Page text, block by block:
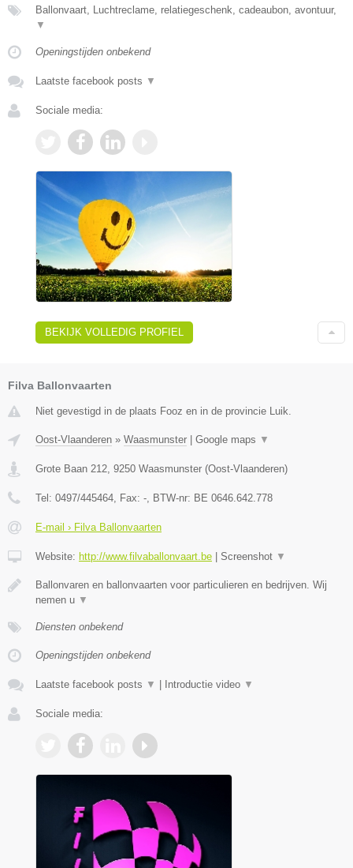
Ballonvaart, Luchtreclame, relatiegeschenk, cadeaubon, avontuur,
▼
Openingstijden onbekend
Laatste facebook posts ▼
Sociale media:
BEKIJK VOLLEDIG PROFIEL
Filva Ballonvaarten
Niet gevestigd in de plaats Fooz en in de provincie Luik.
Oost-Vlaanderen » Waasmunster | Google maps ▼
Grote Baan 212 9250 Waasmunster (Oost-Vlaanderen)
Tel: 0497/445464 , Fax: - , BTW-nr: BE 0646.642.778
E-mail › Filva Ballonvaarten
Website: http://www.filvaballonvaart.be | Screenshot ▼
Ballonvaren en ballonvaarten voor particulieren en bedrijven. Wij
nemen u ▼
Diensten onbekend
Openingstijden onbekend
Laatste facebook posts ▼ | Introductie video ▼
Sociale media: